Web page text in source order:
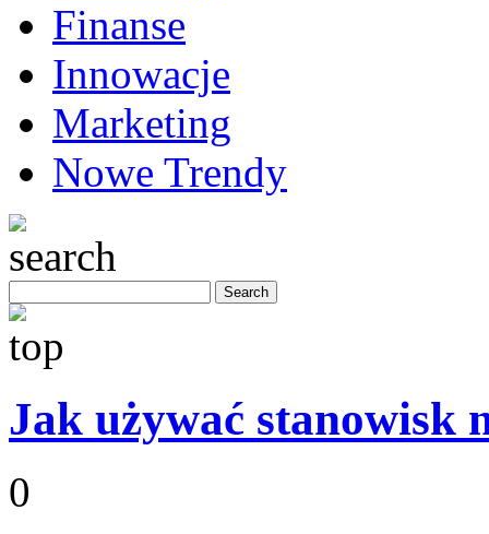
Finanse
Innowacje
Marketing
Nowe Trendy
Jak używać stanowisk
0